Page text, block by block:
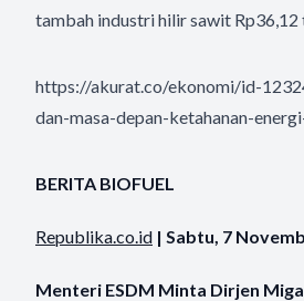
tambah industri hilir sawit Rp36,12
https://akurat.co/ekonomi/id-
dan-masa-depan-ketahanan-
BERITA BIOFUEL
Republika.co.id | Sabtu, 7
Menteri ESDM Minta Dirjen